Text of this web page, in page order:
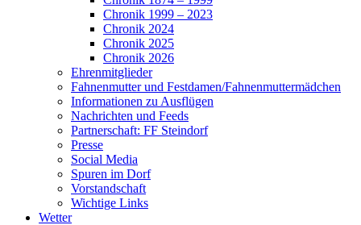
Chronik 1999 – 2023
Chronik 2024
Chronik 2025
Chronik 2026
Ehrenmitglieder
Fahnenmutter und Festdamen/Fahnenmuttermädchen
Informationen zu Ausflügen
Nachrichten und Feeds
Partnerschaft: FF Steindorf
Presse
Social Media
Spuren im Dorf
Vorstandschaft
Wichtige Links
Wetter